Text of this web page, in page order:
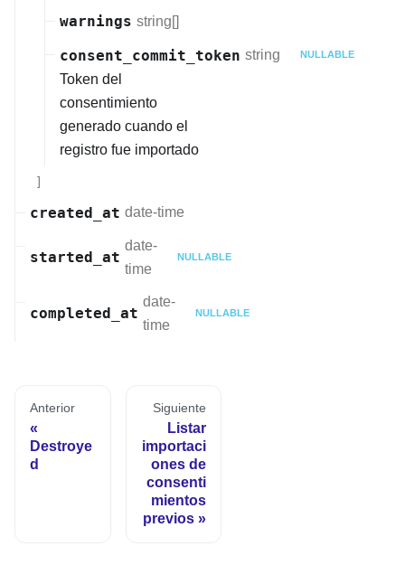
warnings string[]
consent_commit_token string NULLABLE
Token del
consentimiento
generado cuando el
registro fue importado
]
created_at date-time
started_at
date-
time
NULLABLE
completed_at
date-
time
NULLABLE
Anterior
Destroye
d
Siguiente
Listar
importaci
ones de
consenti
mientos
previos